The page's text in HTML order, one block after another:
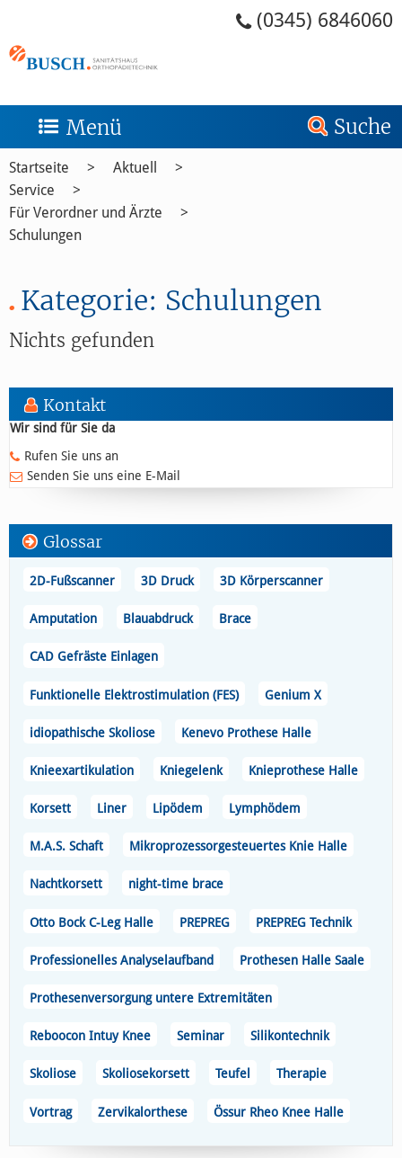
(0345) 6846060
Suche
Menü
Startseite
Aktuell
Service
Für Verordner und Ärzte
Schulungen
Kategorie: Schulungen
Nichts gefunden
Kontakt
Wir sind für Sie da
Rufen Sie uns an
Senden Sie uns eine E-Mail
Glossar
2D-Fußscanner 3D Druck 3D Körperscanner
Amputation Blauabdruck Brace
CAD Gefräste Einlagen
Funktionelle Elektrostimulation (FES) Genium X
idiopathische Skoliose Kenevo Prothese Halle
Knieexartikulation Kniegelenk Knieprothese Halle
Korsett Liner Lipödem Lymphödem
M.A.S. Schaft Mikroprozessorgesteuertes Knie Halle
Nachtkorsett night-time brace
Otto Bock C-Leg Halle PREPREG PREPREG Technik
Professionelles Analyselaufband Prothesen Halle Saale
Prothesenversorgung untere Extremitäten
Reboocon Intuy Knee Seminar Silikontechnik
Skoliose Skoliosekorsett Teufel Therapie
Vortrag Zervikalorthese Össur Rheo Knee Halle